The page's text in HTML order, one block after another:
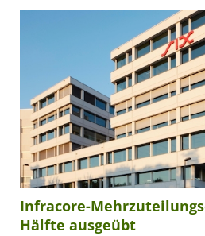
Infracore-
Hälfte ausgeübt